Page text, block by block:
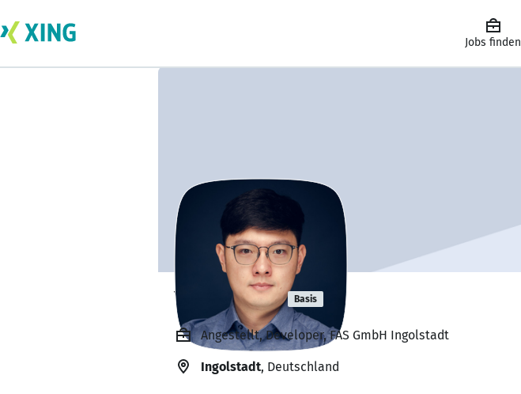
Jobs finden
Yi An Chen Basis
Angestellt, Developer, FAS GmbH Ingolstadt
Ingolstadt, Deutschland